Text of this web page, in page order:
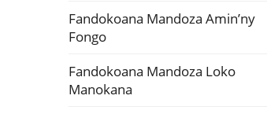
Fandokoana Mandoza Amin’ny
Fongo
Fandokoana Mandoza Loko
Manokana